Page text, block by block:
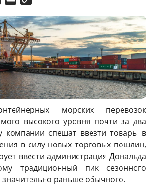
морских перевозок
высокого уровня почти за два
компании спешат ввезти товары в
в силу новых торговых пошлин,
ввести администрация Дональда
традиционный пик сезонного
значительно раньше обычного.